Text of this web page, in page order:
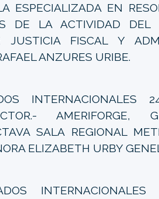
ESPECIALIZADA EN
DE LA ACTIVIDAD DEL
JUSTICIA FISCAL Y
ANZURES URIBE.
INTERNACIONALES
AMERIFORGE,
SALA REGIONAL
ELIZABETH URBY
INTERNACIONALES